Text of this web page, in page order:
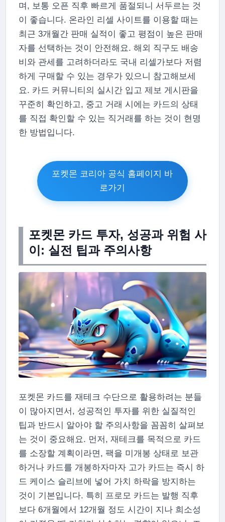
며, 보통 오픈 직후 빠르게 품절되니 서두르는 것
이 좋습니다. 온라인 리셀 사이트를 이용할 때는
최근 3개월간 판매 실적이 좋고 평점이 높은 판매
자를 선택하는 것이 안전해요. 해외 직구도 배송
비와 관세를 고려하더라도 국내 리셀가보다 저렴
하게 구매할 수 있는 경우가 있으니 참고해보세
요. 카드 커뮤니티의 실시간 입고 제보 게시판을
꾸준히 확인하고, 중고 거래 시에는 카드의 상태
를 직접 확인할 수 있는 직거래를 하는 것이 현명
한 방법입니다.
포켓몬 코리아 공식 홈페이지 바
로가기
포켓몬 카드 투자, 성공과 위험 사
이: 실전 팁과 주의사항
포켓몬 카드를 재테크 수단으로 활용하려는 분들
이 많아지면서, 성공적인 투자를 위한 실질적인
팁과 반드시 알아야 할 주의사항을 꼼꼼히 살펴보
는 것이 중요해요. 먼저, 재테크를 목적으로 카드
를 소장할 계획이라면, 팩을 미개봉 상태로 보관
하거나 카드를 개봉하자마자 고가 카드는 즉시 하
드 케이스 슬리브에 넣어 가치 하락을 방지하는
것이 기본입니다. 특히 프로모 카드는 발행 직후
보다 6개월에서 12개월 정도 시간이 지나 희소성